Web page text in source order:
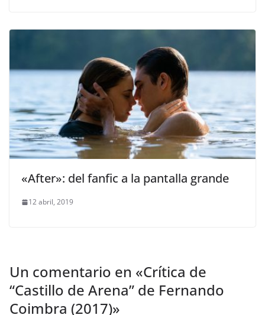
«After»: del fanfic a la pantalla grande
12 abril, 2019
Un comentario en «Crítica de
“Castillo de Arena” de Fernando
Coimbra (2017)»